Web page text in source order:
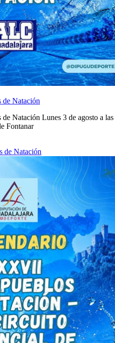
Natación
Natación Lunes 3 de agosto a las
Fontanar
de Natación